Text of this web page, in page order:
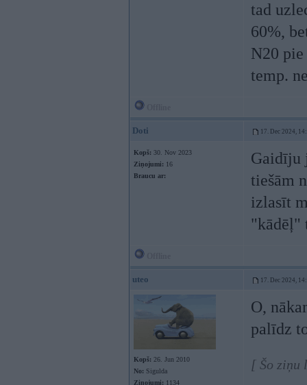
tad
60%,
N20
temp.
Doti 17. Dec 2024,
Kopš: 30. Nov 2023
Ziņojumi: 16
Braucu ar:
Gaidīju
tiešām
izlasīt
"kādēļ"
uteo 17. Dec 2024,
Kopš: 26. Jun 2010
No: Sigulda
Ziņojumi: 1134
O,
palīdz
[ Šo ziņu